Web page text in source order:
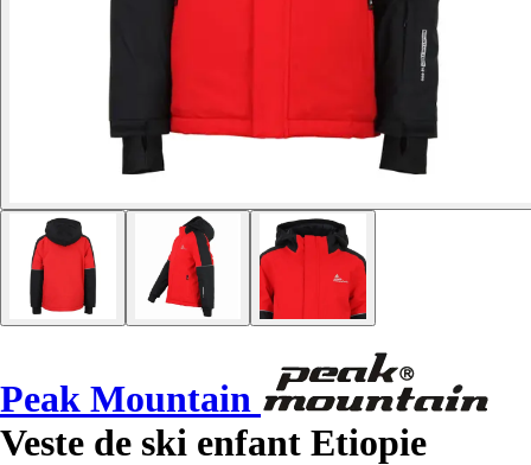
Peak Mountain
Veste de ski enfant Etiopie